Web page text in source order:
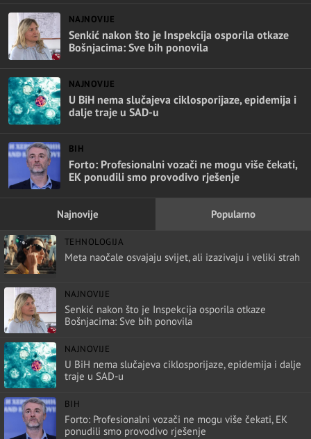
NAJNOVIJE
Senkić nakon što je Inspekcija osporila otkaze
Bošnjacima: Sve bih ponovila
NAJNOVIJE
U BiH nema slučajeva ciklosporijaze, epidemija i
dalje traje u SAD-u
BIH
Forto: Profesionalni vozači ne mogu više čekati,
EK ponudili smo provodivo rješenje
Najnovije Popularno
TEHNOLOGIJA
Meta naočale osvajaju svijet, ali izazivaju i veliki strah
NAJNOVIJE
Senkić nakon što je Inspekcija osporila otkaze
Bošnjacima: Sve bih ponovila
NAJNOVIJE
U BiH nema slučajeva ciklosporijaze, epidemija i dalje
traje u SAD-u
BIH
Forto: Profesionalni vozači ne mogu više čekati, EK
ponudili smo provodivo rješenje